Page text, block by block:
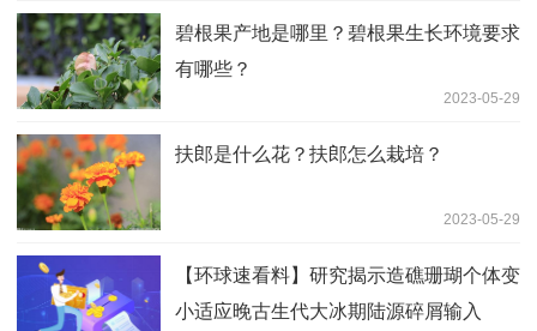
碧根果产地是哪里？碧根果生长环境要求
有哪些？
2023-05-29
扶郎是什么花？扶郎怎么栽培？
2023-05-29
【环球速看料】研究揭示造礁珊瑚个体变
小适应晚古生代大冰期陆源碎屑输入